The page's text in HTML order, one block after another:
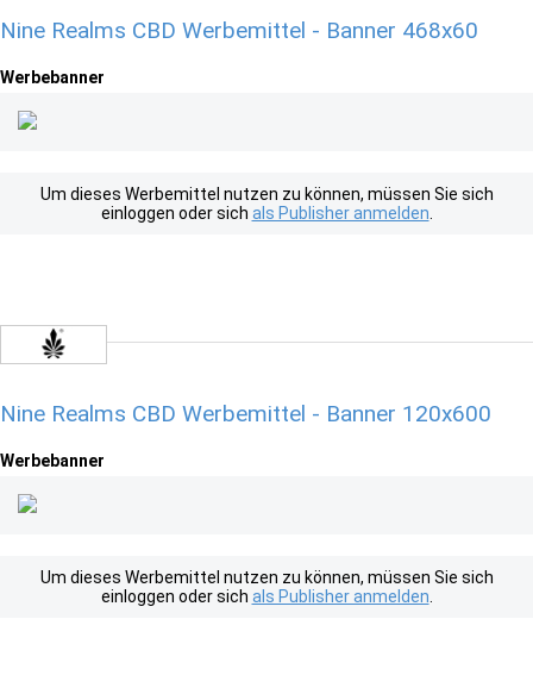
Nine Realms CBD Werbemittel - Banner 468x60
Werbebanner
Um dieses Werbemittel nutzen zu können, müssen Sie sich
einloggen oder sich als Publisher anmelden
Nine Realms CBD Werbemittel - Banner 120x600
Werbebanner
Um dieses Werbemittel nutzen zu können, müssen Sie sich
einloggen oder sich als Publisher anmelden